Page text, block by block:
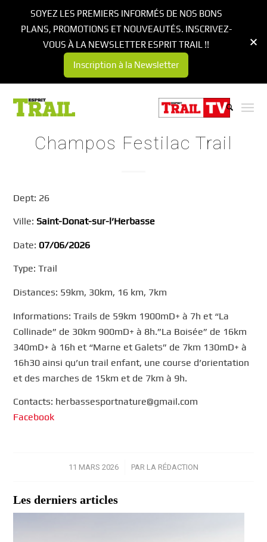
Champos Festilac Trail
Dept: 26
Ville: Saint-Donat-sur-l’Herbasse
Date: 07/06/2026
Type: Trail
Distances: 59km, 30km, 16 km, 7km
Informations: Trails de 59km 1900mD+ à 7h et “La
Collinade” de 30km 900mD+ à 8h.”La Boisée” de 16km
340mD+ à 16h et “Marne et Galets” de 7km 130mD+ à
16h30 ainsi qu’un trail enfant, une course d’orientation
et des marches de 15km et de 7km à 9h.
Contacts: herbassesportnature@gmail.com
Facebook
11 MARS 2026
/ PAR LA RÉDACTION
Les derniers articles
SOYEZ LES PREMIERS INFORMÉS DE NOS BONS
PLANS, PROMOTIONS ET NOUVEAUTÉS. INSCRIVEZ-
VOUS À LA NEWSLETTER ESPRIT TRAIL !!
Inscription à la Newsletter